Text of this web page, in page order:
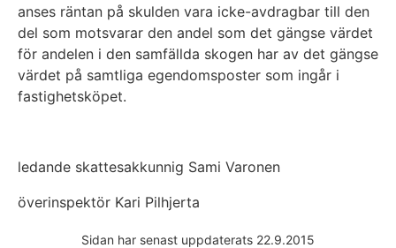
anses räntan på skulden vara icke-avdragbar till den
del som motsvarar den andel som det gängse värdet
för andelen i den samfällda skogen har av det gängse
värdet på samtliga egendomsposter som ingår i
fastighetsköpet.
ledande skattesakkunnig Sami Varonen
överinspektör Kari Pilhjerta
Sidan har senast uppdaterats 22.9.2015